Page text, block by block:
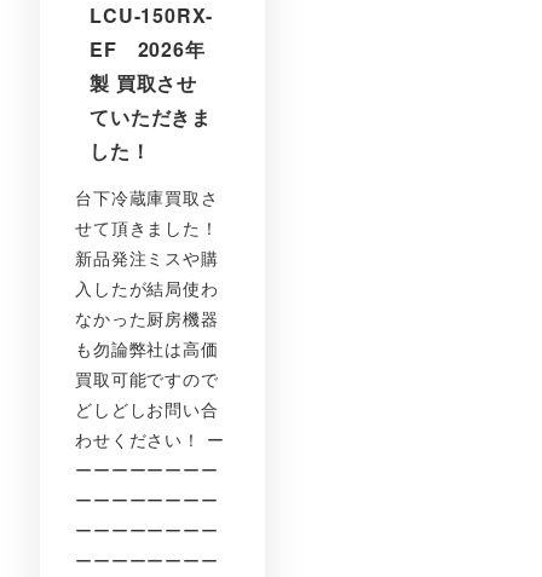
LCU-150RX-
EF 2026年
製 買取させ
ていただきま
した！
台下冷蔵庫買取さ
せて頂きました！
新品発注ミスや購
入したが結局使わ
なかった厨房機器
も勿論弊社は高価
買取可能ですので
どしどしお問い合
わせください！ ー
ーーーーーーーー
ーーーーーーーー
ーーーーーーーー
ーーーーーーーー